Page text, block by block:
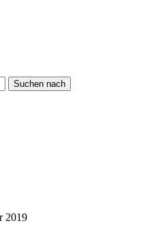
Suchen nach
2019